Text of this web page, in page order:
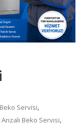
Servisi,
Beko Servisi,